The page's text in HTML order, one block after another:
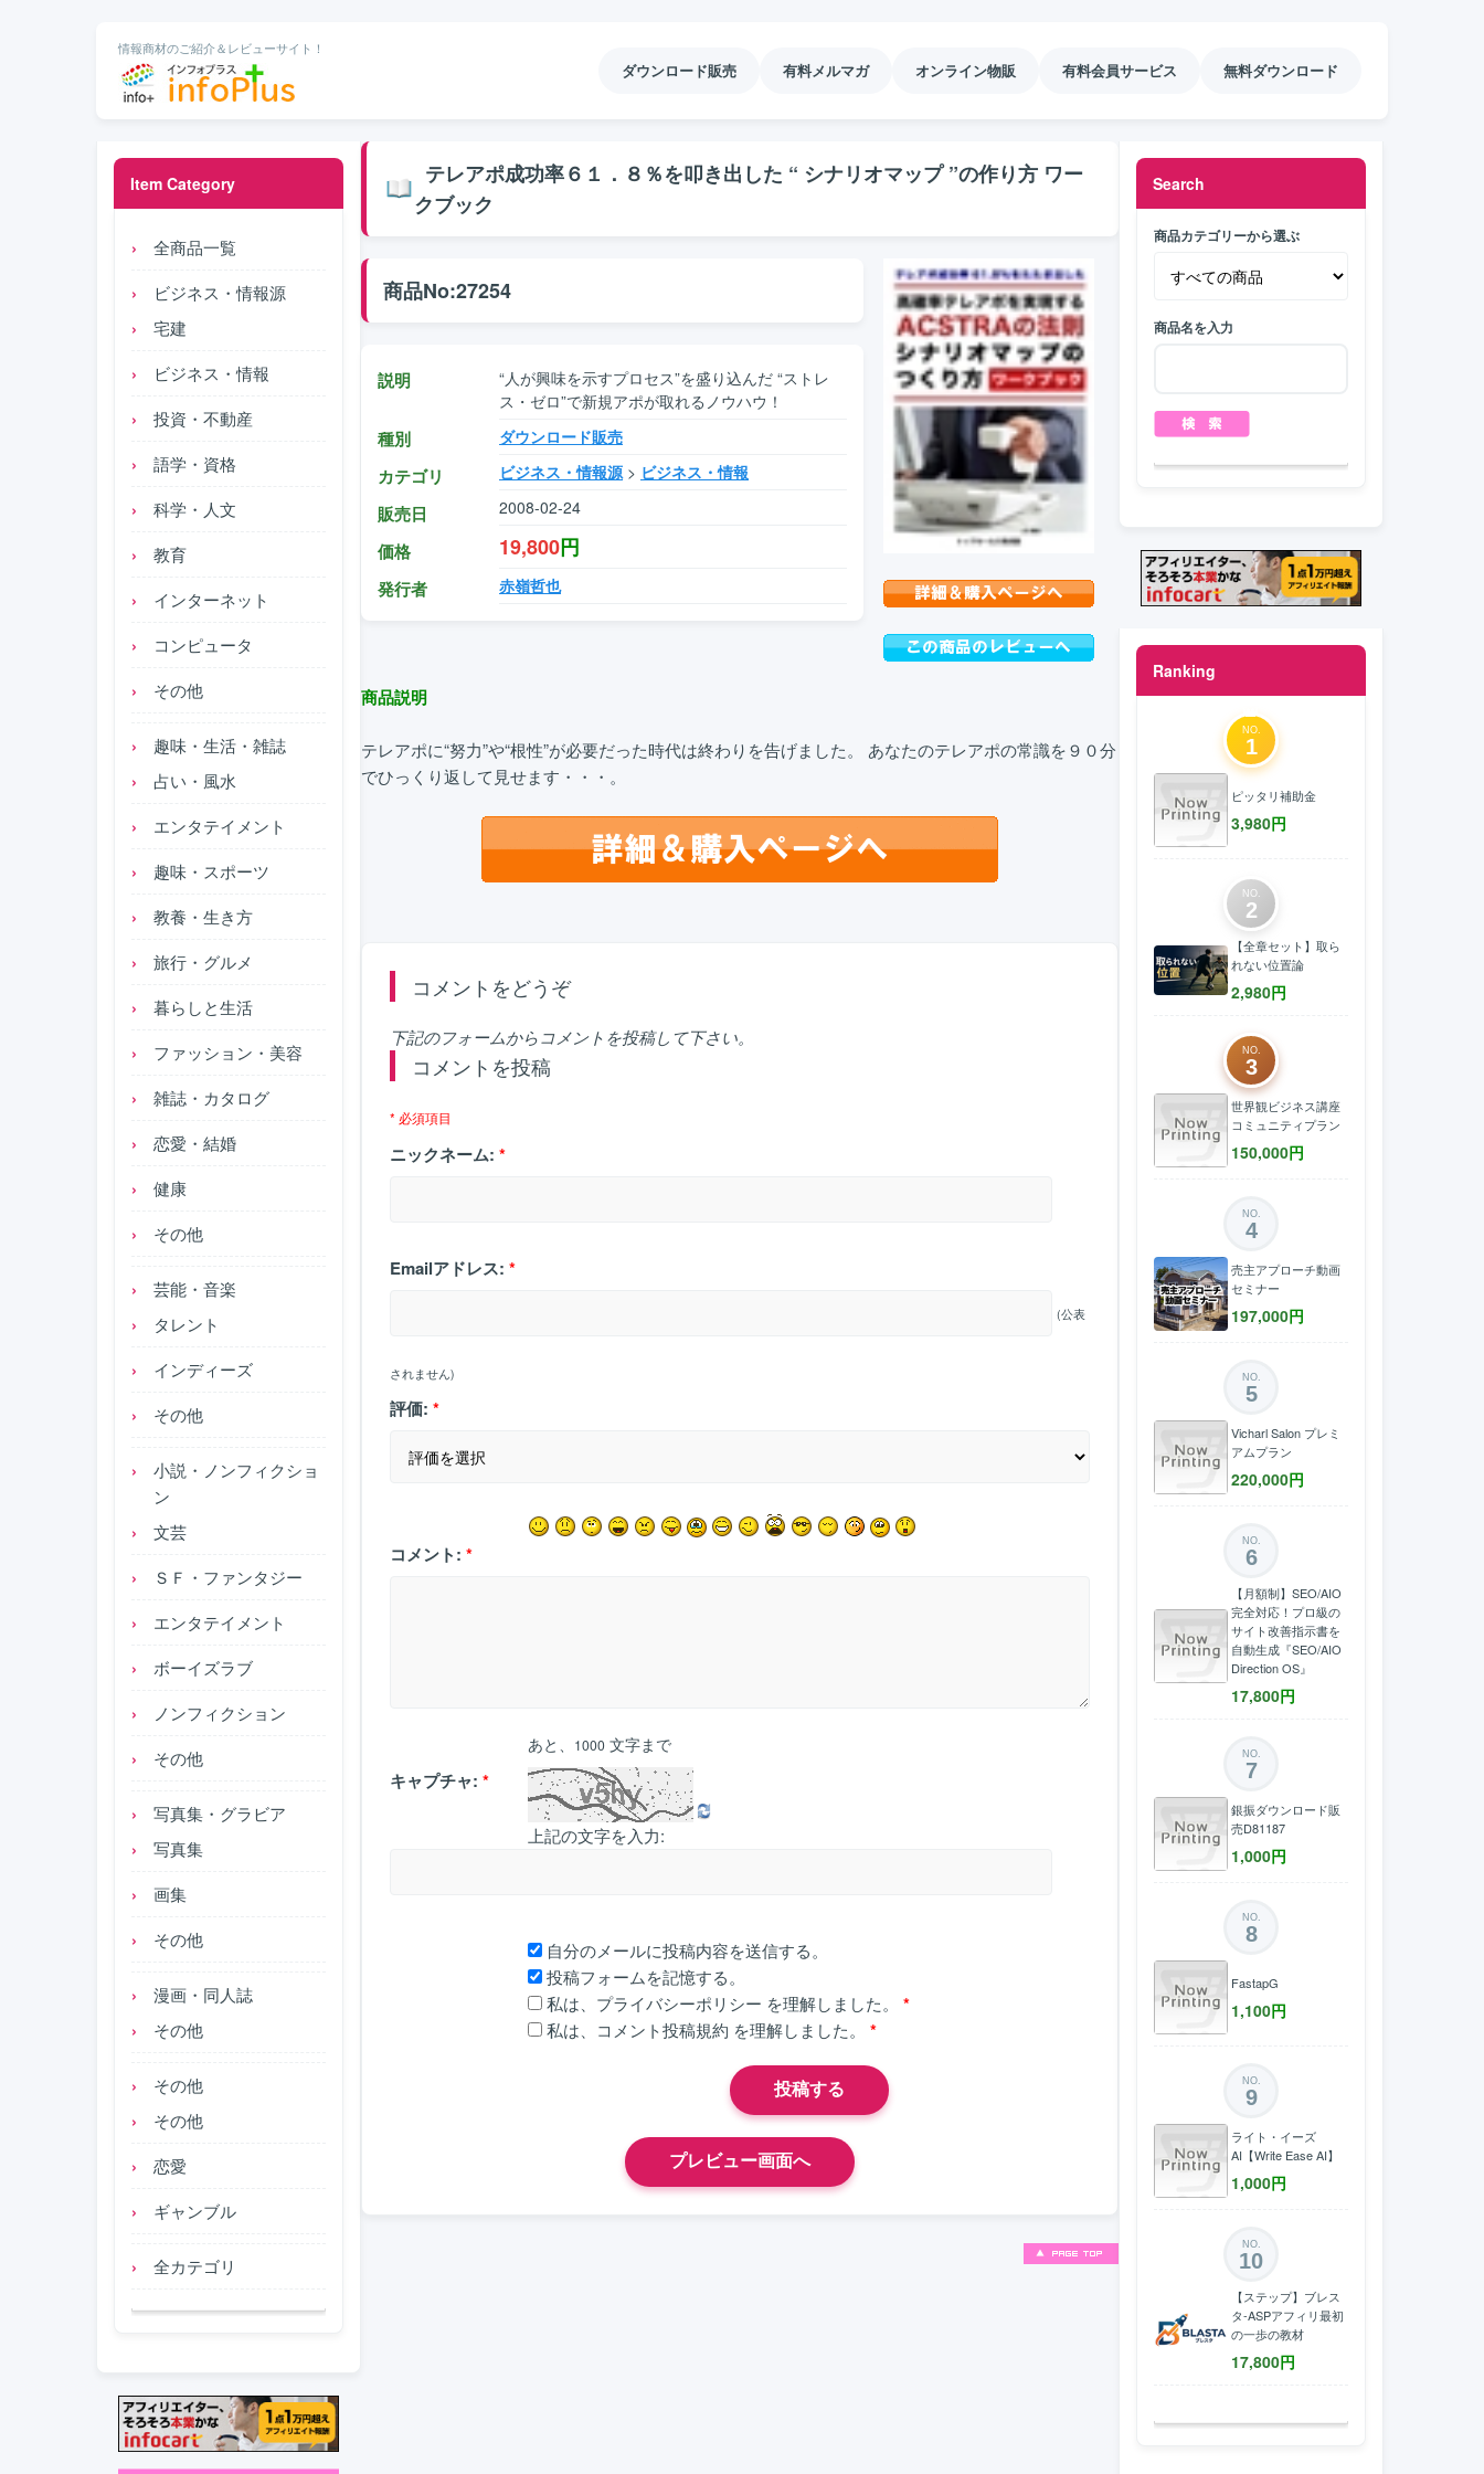
情報商材のご紹介＆レビューサイト！
ダウンロード販売 有料メルマガ オンライン物販 有料会員サービス 無料ダウンロード
Item Category
全商品一覧
ビジネス・情報源
宅建
ビジネス・情報
投資・不動産
語学・資格
科学・人文
教育
インターネット
コンピュータ
その他
趣味・生活・雑誌
占い・風水
エンタテイメント
趣味・スポーツ
教養・生き方
旅行・グルメ
暮らしと生活
ファッション・美容
雑誌・カタログ
恋愛・結婚
健康
その他
芸能・音楽
タレント
インディーズ
その他
小説・ノンフィクショ
ン
文芸
ＳＦ・ファンタジー
エンタテイメント
ボーイズラブ
ノンフィクション
その他
写真集・グラビア
写真集
画集
その他
漫画・同人誌
その他
その他
その他
恋愛
ギャンブル
全カテゴリ
テレアポ成功率６１．８％を叩き出した “ シナリオマップ ”の作り方 ワー
クブック
商品No:27254
説明
“人が興味を示すプロセス”を盛り込んだ “ストレ
ス・ゼロ”で新規アポが取れるノウハウ！
種別 ダウンロード販売
カテゴリ ビジネス・情報源> ビジネス・情報
販売日 2008-02-24
価格 19,800円
発行者 赤嶺哲也
商品説明
テレアポに“努力”や“根性”が必要だった時代は終わりを告げました。 あなたのテレアポの常識を９０分
でひっくり返して見せます・・・。
コメントをどうぞ
下記のフォームからコメントを投稿して下さい。
コメントを投稿
* 必須項目
ニックネーム: *
Emailアドレス: *
(公表
されません)
評価: *
コメント: *
あと、 1000 文字まで
キャプチャ: *
上記の文字を入力:
自分のメールに投稿内容を送信する。
投稿フォームを記憶する。
私は、 プライバシーポリシー を理解しました。 *
私は、 コメント投稿規約 を理解しました。 *
Search
商品カテゴリーから選ぶ
商品名を入力
Ranking
NO.
1
ピッタリ補助金
3,980円
NO.
2
【全章セット】取ら
れない位置論
2,980円
NO.
3
世界観ビジネス講座
コミュニティプラン
150,000円
NO.
4
売主アプローチ動画
セミナー
197,000円
NO.
5
Vicharl Salon プレミ
アムプラン
220,000円
NO.
6
【月額制】SEO/AIO
完全対応！プロ級の
サイト改善指示書を
自動生成『SEO/AIO
Direction OS』
17,800円
NO.
7
銀振ダウンロード販
売D81187
1,000円
NO.
8
FastapG
1,100円
NO.
9
ライト・イーズ
AI【Write Ease AI】
1,000円
NO.
10
【ステップ】ブレス
タ-ASPアフィリ最初
の一歩の教材
17,800円